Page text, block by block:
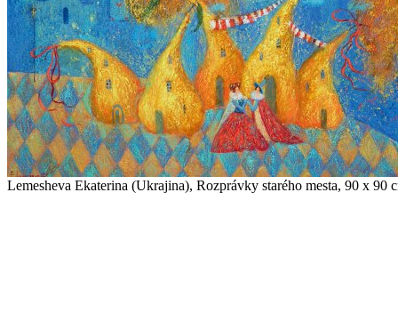
Lemesheva Ekaterina (Ukrajina), Rozprávky starého mesta, 90 x 90